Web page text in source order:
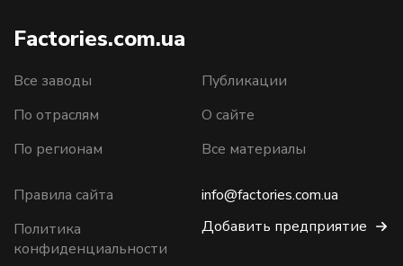
Factories.com.ua
Все заводы
По отраслям
По регионам
Публикации
О сайте
Все материалы
Правила сайта
Политика
конфиденциальности
info@factories.com.ua
Добавить предприятие